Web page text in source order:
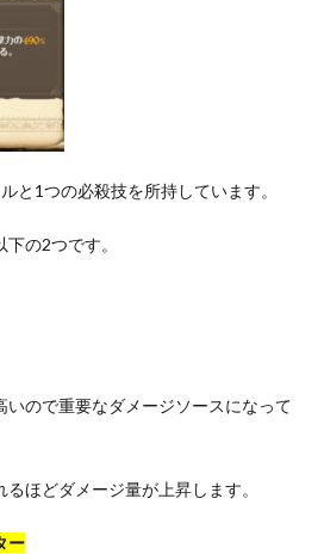
と1つの必殺技を所持しています。
の2つです。
いので重要なダメージソースになって
ほどダメージ量が上昇します。
ー